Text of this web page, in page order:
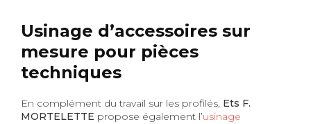
Usinage d’accessoires sur
mesure pour pièces
techniques
En complément du travail sur les profilés, Ets F.
MORTELETTE propose également l’usinage